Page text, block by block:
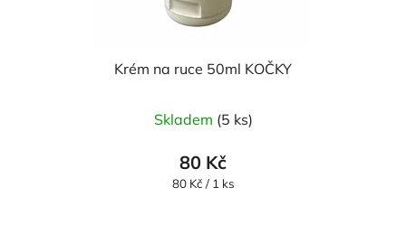
Krém na ruce 50ml KOČKY
Skladem (5 ks)
80 Kč
Měrná
80 Kč / 1 ks